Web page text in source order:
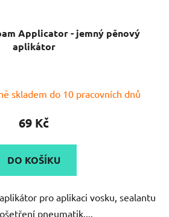
Applicator - jemný pěnový
aplikátor
skladem do 10 pracovních dnů
69 Kč
DO KOŠÍKU
pro aplikaci vosku, sealantu
pneumatik....